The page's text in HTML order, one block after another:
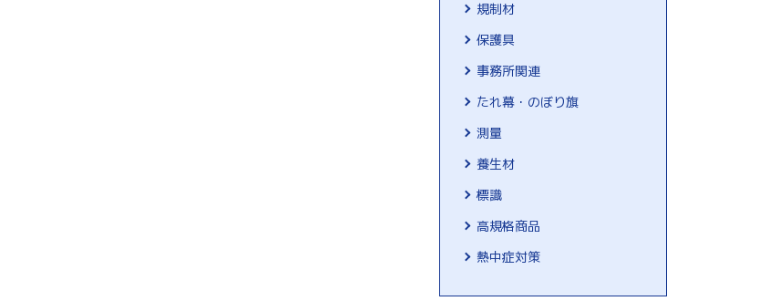
規制材
保護具
事務所関連
たれ幕・のぼり旗
測量
養生材
標識
高規格商品
熱中症対策